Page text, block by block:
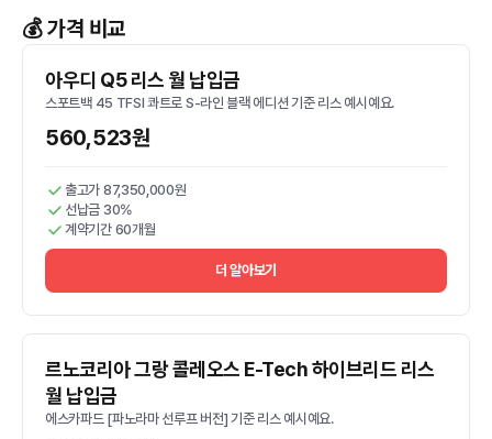
💰 가격 비교
아우디 Q5 리스 월 납입금
스포트백 45 TFSI 콰트로 S-라인 블랙 에디션 기준 리스 예시예요.
560,523원
출고가 87,350,000원
선납금 30%
계약기간 60개월
더 알아보기
르노코리아 그랑 콜레오스 E-Tech 하이브리드 리스
월 납입금
에스카파드 [파노라마 선루프 버전] 기준 리스 예시예요.